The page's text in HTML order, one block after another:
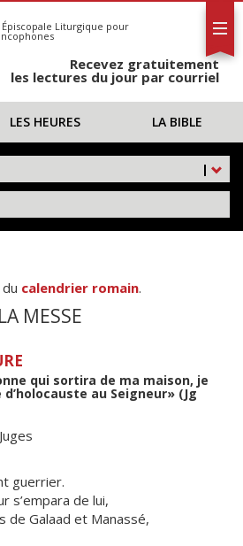
Liturgique pour
Recevez gratuitement
les lectures du jour par courriel
LES HEURES LA BIBLE
|
calendrier romain.
MESSE
qui sortira de ma maison, je
au Seigneur» (Jg
guerrier.
s’empara de lui,
de Galaad et Manassé,